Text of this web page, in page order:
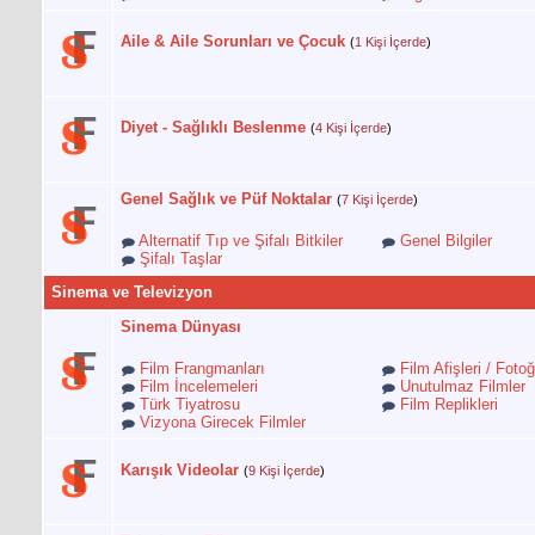
Aile & Aile Sorunları ve Çocuk (1 Kişi İçerde)
Diyet - Sağlıklı Beslenme (4 Kişi İçerde)
Genel Sağlık ve Püf Noktalar (7 Kişi İçerde)
Alternatif Tıp ve Şifalı Bitkiler
Genel Bilgiler
Şifalı Taşlar
Sinema ve Televizyon
Sinema Dünyası
Film Frangmanları
Film Afişleri /
Film İncelemeleri
Unutulmaz Filmler
Türk Tiyatrosu
Film Replikleri
Vizyona Girecek Filmler
Karışık Videolar (9 Kişi İçerde)